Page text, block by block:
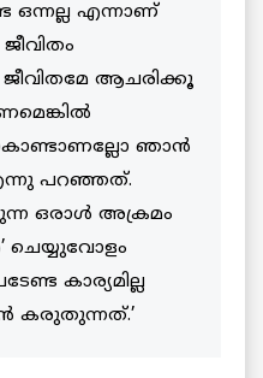
ഒന്നല്ല എന്നാണ്
ആചരിക്കൂ
ഞാന്‍
പറഞ്ഞത്.
ഒരാള്‍ അക്രമം
ചെയ്യുവോളം
കാര്യമില്ല
കരുതുന്നത്.’